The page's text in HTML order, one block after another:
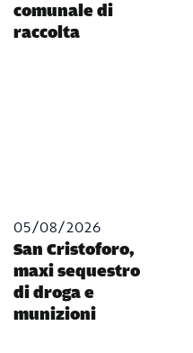
comunale di
raccolta
05/08/2026
San Cristoforo,
maxi sequestro
di droga e
munizioni